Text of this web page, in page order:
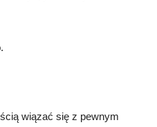
wiązać się z pewnym